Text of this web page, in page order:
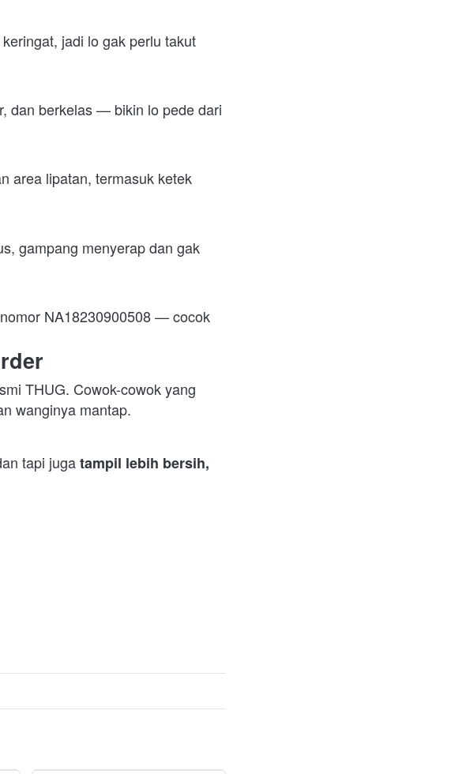
jadi lo gak perlu takut
dan berkelas — bikin lo pede dari
area lipatan, termasuk ketek
gampang menyerap dan gak
NA18230900508 — cocok
THUG. Cowok-cowok yang
wanginya mantap.
tapi juga tampil lebih bersih,